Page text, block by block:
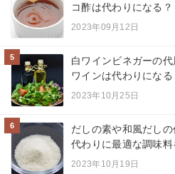
コ酢は代わりになる？
2023年09月12日
5
白ワインビネガーの
ワインは代わりにな
2023年10月25日
6
だしの素や和風だし
代わりに最適な調味料
2023年10月19日